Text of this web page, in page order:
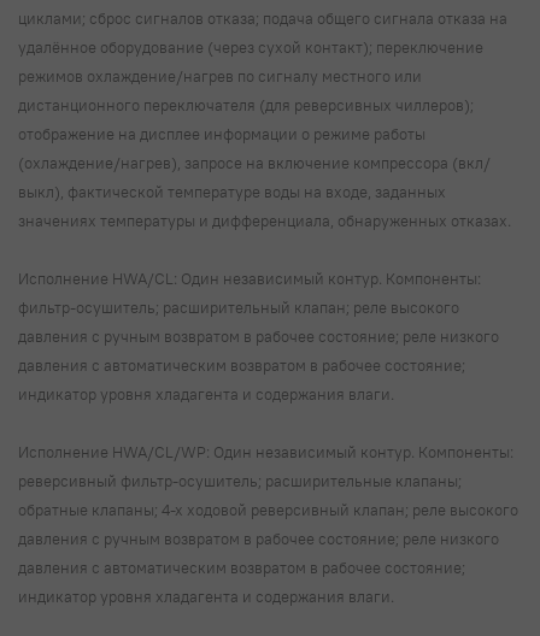
циклами; сброс сигналов отказа; подача общего сигнала отказа на
удалённое оборудование (через сухой контакт); переключение
режимов охлаждение/нагрев по сигналу местного или
дистанционного переключателя (для реверсивных чиллеров);
отображение на дисплее информации о режиме работы
(охлаждение/нагрев), запросе на включение компрессора (вкл/
выкл), фактической температуре воды на входе, заданных
значениях температуры и дифференциала, обнаруженных отказах.
Исполнение HWA/CL: Один независимый контур. Компоненты:
фильтр-осушитель; расширительный клапан; реле высокого
давления с ручным возвратом в рабочее состояние; реле низкого
давления с автоматическим возвратом в рабочее состояние;
индикатор уровня хладагента и содержания влаги.
Исполнение HWA/CL/WP: Один независимый контур. Компоненты:
реверсивный фильтр-осушитель; расширительные клапаны;
обратные клапаны; 4-х ходовой реверсивный клапан; реле высокого
давления с ручным возвратом в рабочее состояние; реле низкого
давления с автоматическим возвратом в рабочее состояние;
индикатор уровня хладагента и содержания влаги.